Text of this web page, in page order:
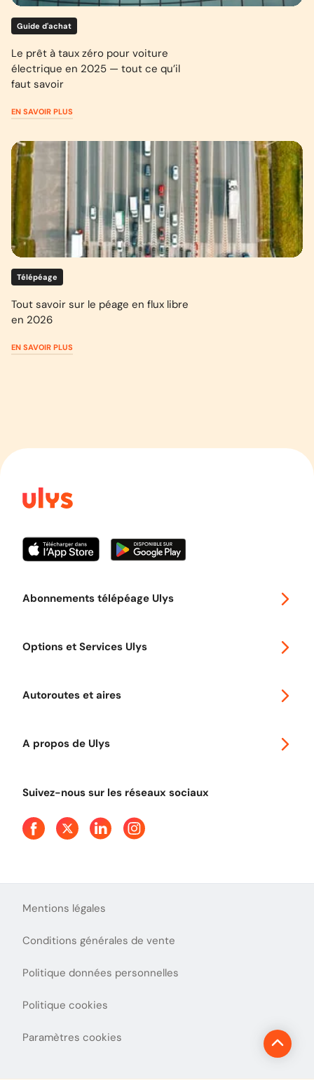
Guide d'achat
Le prêt à taux zéro pour voiture
électrique en 2025 — tout ce qu’il
faut savoir
EN SAVOIR PLUS
Télépéage
Tout savoir sur le péage en flux libre
en 2026
EN SAVOIR PLUS
Abonnements télépéage Ulys
Options et Services Ulys
Autoroutes et aires
A propos de Ulys
Presse
Suivez-nous sur les réseaux sociaux
Mentions légales
Conditions générales de vente
Politique données personnelles
Politique cookies
Paramètres cookies